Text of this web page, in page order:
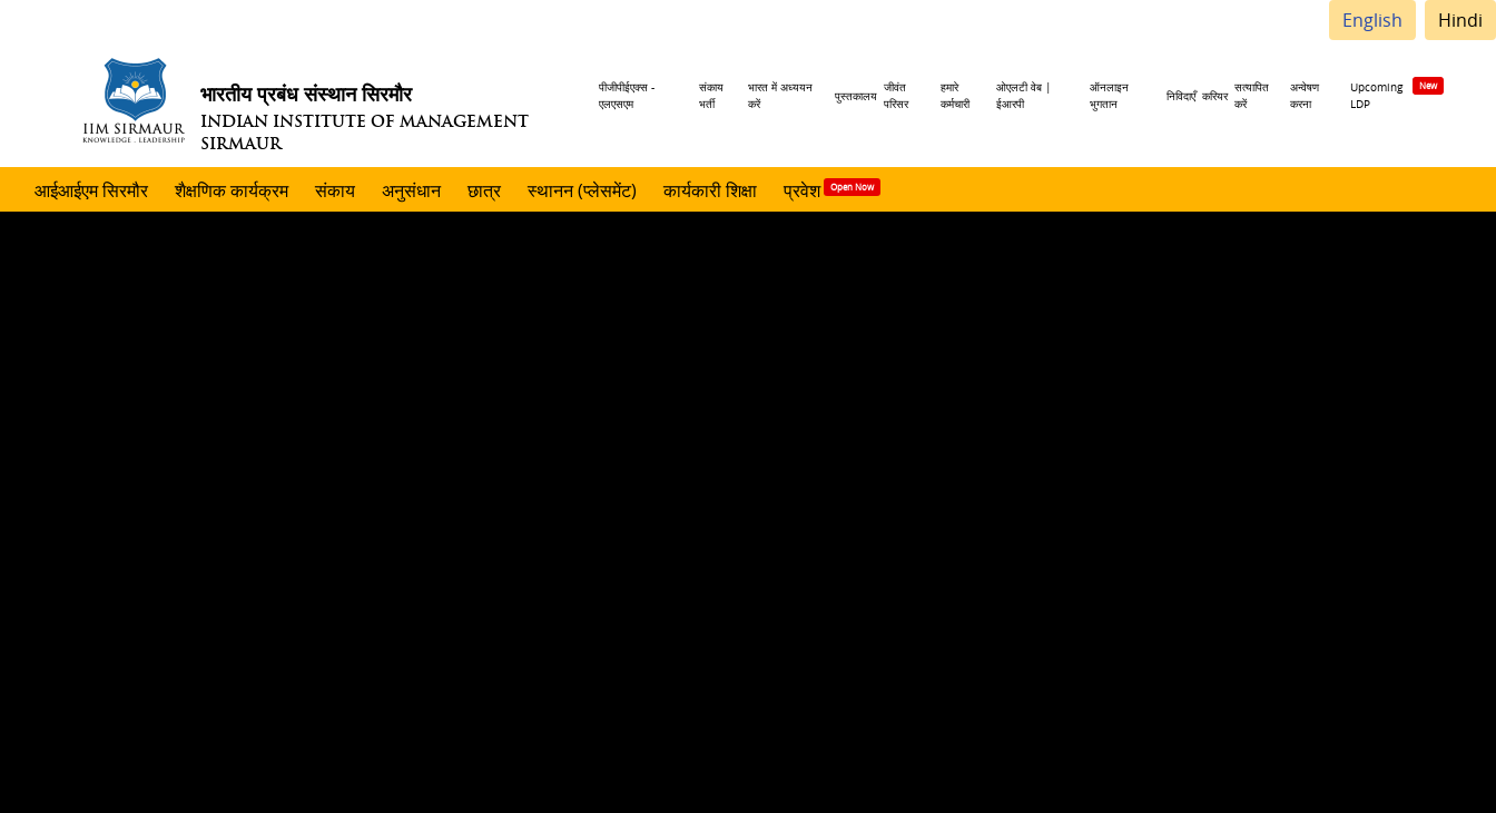
English Hindi
भारतीय प्रबंध संस्थान सिरमौर
INDIAN INSTITUTE OF MANAGEMENT
SIRMAUR
Header
पीजीपीईएक्स -
एलएसएम
संकाय
भर्ती
भारत में अध्ययन
करें
पुस्तकालय
जीवंत
परिसर
हमारे
कर्मचारी
ओएलटी वेब |
ईआरपी
ऑनलाइन
भुगतान
निविदाएँ करियर
सत्यापित
करें
अन्वेषण
करना
Upcoming
LDP
आईआईएम सिरमौर शैक्षणिक कार्यक्रम संकाय अनुसंधान छात्र स्थानन (प्लेसमेंट) कार्यकारी शिक्षा प्रवेश